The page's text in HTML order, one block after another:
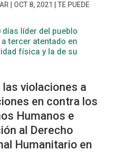
| OCT 8, 2021
TE PUEDE
días líder del pueblo
tercer atentado en
física y la de su
las violaciones a
en contra los
Humanos e
al Derecho
Humanitario en